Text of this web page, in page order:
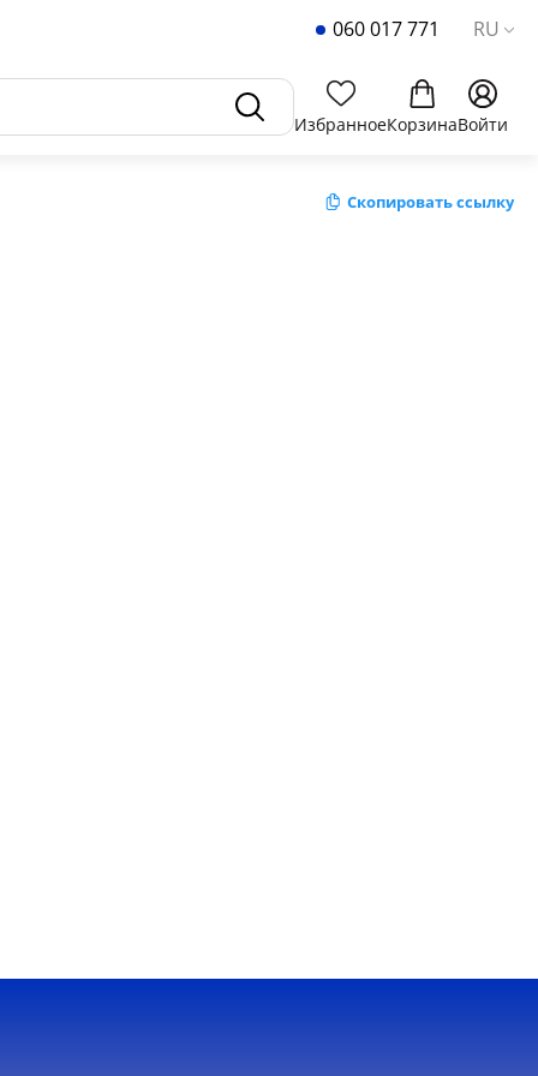
060 017 771 RU
ИзбранноеКорзинаВойти
Скопировать ссылку